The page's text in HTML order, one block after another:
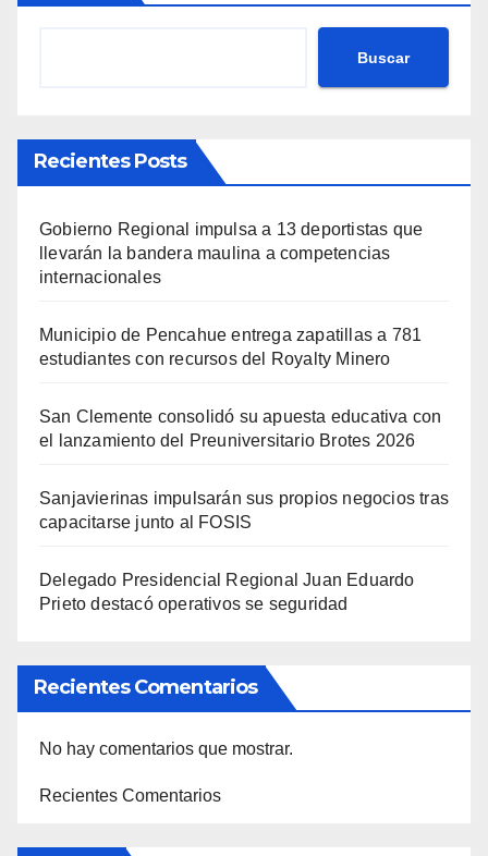
Buscar
Recientes Posts
Gobierno Regional impulsa a 13 deportistas que
llevarán la bandera maulina a competencias
internacionales
Municipio de Pencahue entrega zapatillas a 781
estudiantes con recursos del Royalty Minero
San Clemente consolidó su apuesta educativa con
el lanzamiento del Preuniversitario Brotes 2026
Sanjavierinas impulsarán sus propios negocios tras
capacitarse junto al FOSIS
Delegado Presidencial Regional Juan Eduardo
Prieto destacó operativos se seguridad
Recientes Comentarios
No hay comentarios que mostrar.
Recientes Comentarios